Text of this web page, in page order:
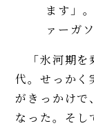
ます」
ァーガ
「氷河期を
代。せっかく
がきっかけで
なった。そし